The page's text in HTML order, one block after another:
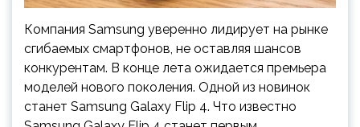
Компания Samsung уверенно лидирует на рынке
сгибаемых смартфонов, не оставляя шансов
конкурентам. В конце лета ожидается премьера
моделей нового поколения. Одной из новинок
станет Samsung Galaxy Flip 4. Что известно